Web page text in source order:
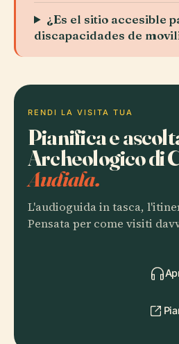
¿Es el sitio accesible
discapacidades de
RENDI LA VISITA TUA
Pianifica e
Archeologico di
Audiala.
L'audioguida in tasca,
Pensata per come visiti